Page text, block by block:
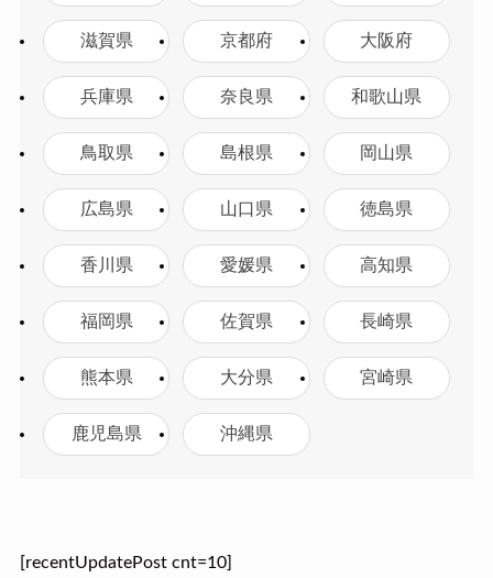
滋賀県 京都府 大阪府
兵庫県 奈良県 和歌山県
鳥取県 島根県 岡山県
広島県 山口県 徳島県
香川県 愛媛県 高知県
福岡県 佐賀県 長崎県
熊本県 大分県 宮崎県
鹿児島県 沖縄県
[recentUpdatePost cnt=10]